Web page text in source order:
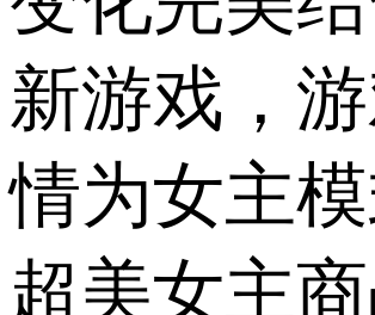
新游戏，
情为女主模
超美女主